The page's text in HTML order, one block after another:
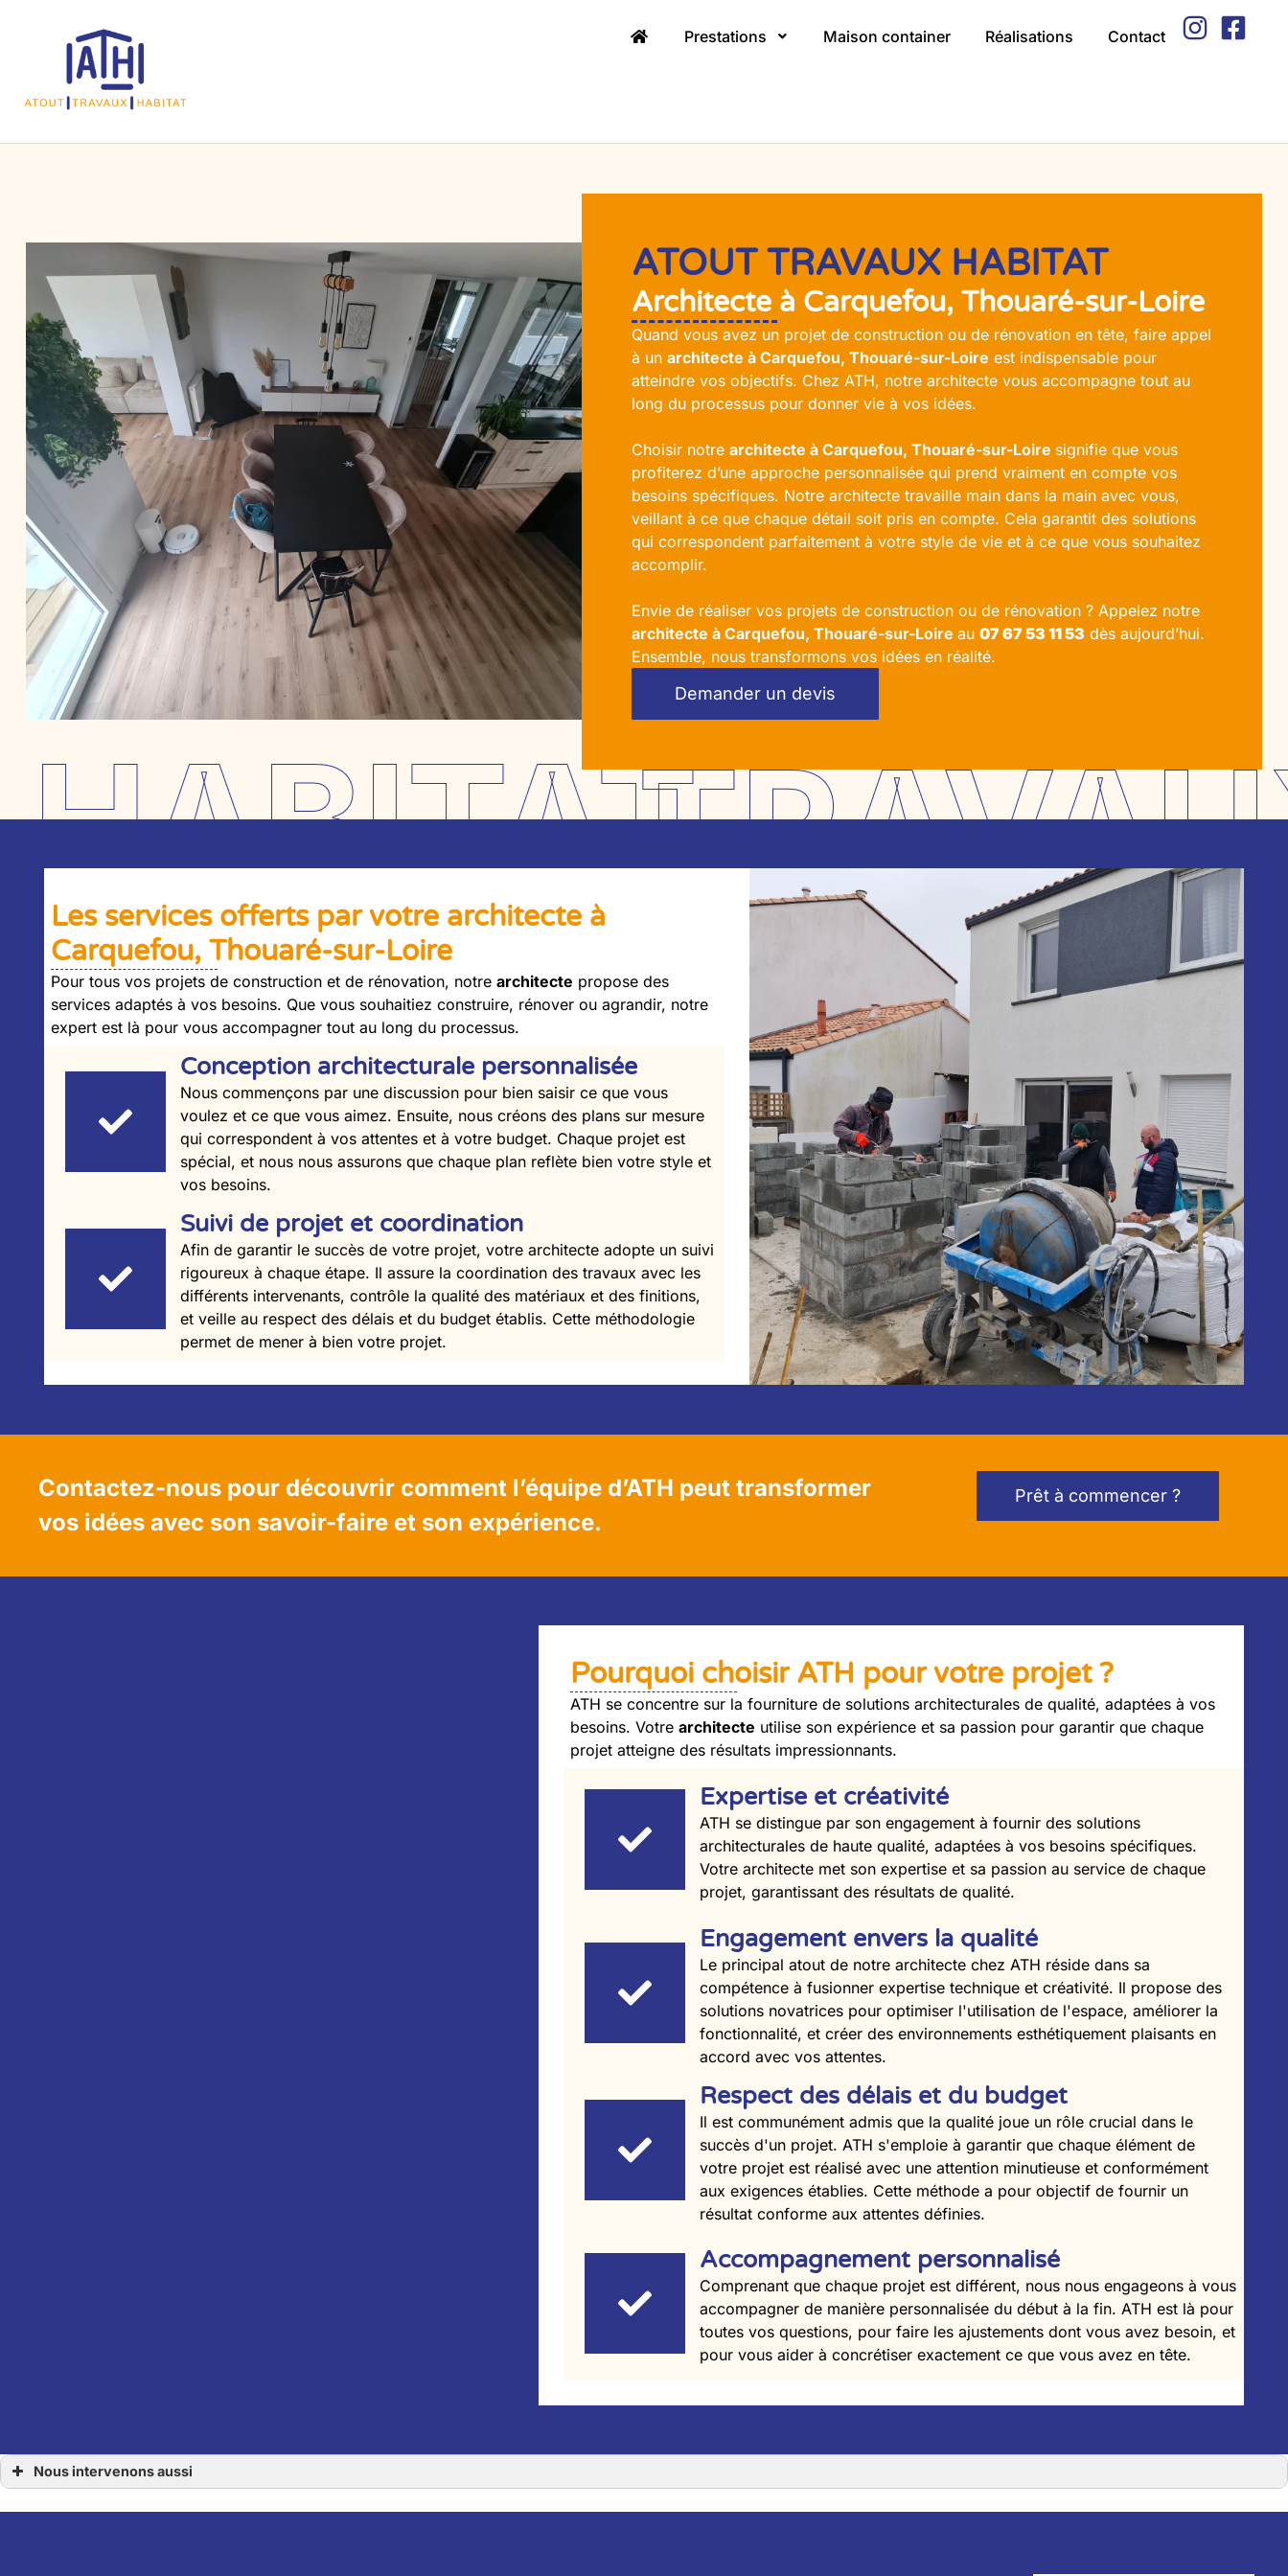
Prestations Maison container Réalisations Contact
ATOUT TRAVAUX HABITAT
Architecte à Carquefou, Thouaré-sur-Loire
Quand vous avez un projet de construction ou de rénovation en tête, faire appel
à unarchitecte à Carquefou, Thouaré-sur-Loire est indispensable pour
atteindre vos objectifs. Chez ATH, notre architecte vous accompagne tout au
long du processus pour donner vie à vos idées.
Choisir notrearchitecte à Carquefou, Thouaré-sur-Loire signifie que vous
profiterez d’une approche personnalisée qui prend vraiment en compte vos
besoins spécifiques. Notre architecte travaille main dans la main avec vous,
veillant à ce que chaque détail soit pris en compte. Cela garantit des solutions
qui correspondent parfaitement à votre style de vie et à ce que vous souhaitez
accomplir.
Envie de réaliser vos projets de construction ou de rénovation ? Appelez notre
architecte à Carquefou, Thouaré-sur-Loireau07 67 53 11 53 dès aujourd’hui.
Ensemble, nous transformons vos idées en réalité.
Demander un devis
Les services offerts par votre architecte à
Carquefou, Thouaré-sur-Loire
Pour tous vos projets de construction et de rénovation, notrearchitecte propose des
services adaptés à vos besoins. Que vous souhaitiez construire, rénover ou agrandir, notre
expert est là pour vous accompagner tout au long du processus.
Conception architecturale personnalisée
Nous commençons par une discussion pour bien saisir ce que vous
voulez et ce que vous aimez. Ensuite, nous créons des plans sur mesure
qui correspondent à vos attentes et à votre budget. Chaque projet est
spécial, et nous nous assurons que chaque plan reflète bien votre style et
vos besoins.
Suivi de projet et coordination
Afin de garantir le succès de votre projet, votre architecte adopte un suivi
rigoureux à chaque étape. Il assure la coordination des travaux avec les
différents intervenants, contrôle la qualité des matériaux et des finitions,
et veille au respect des délais et du budget établis. Cette méthodologie
permet de mener à bien votre projet.
Contactez-nous pour découvrir comment l’équipe d’ATH peut transformer
vos idées avec son savoir-faire et son expérience.
Prêt à commencer ?
Pourquoi choisir ATH pour votre projet ?
ATH se concentre sur la fourniture de solutions architecturales de qualité, adaptées à vos
besoins. Votrearchitecte utilise son expérience et sa passion pour garantir que chaque
projet atteigne des résultats impressionnants.
Expertise et créativité
ATH se distingue par son engagement à fournir des solutions
architecturales de haute qualité, adaptées à vos besoins spécifiques.
Votre architecte met son expertise et sa passion au service de chaque
projet, garantissant des résultats de qualité.
Engagement envers la qualité
Le principal atout de notre architecte chez ATH réside dans sa
compétence à fusionner expertise technique et créativité. Il propose des
solutions novatrices pour optimiser l'utilisation de l'espace, améliorer la
fonctionnalité, et créer des environnements esthétiquement plaisants en
accord avec vos attentes.
Respect des délais et du budget
Il est communément admis que la qualité joue un rôle crucial dans le
succès d'un projet. ATH s'emploie à garantir que chaque élément de
votre projet est réalisé avec une attention minutieuse et conformément
aux exigences établies. Cette méthode a pour objectif de fournir un
résultat conforme aux attentes définies.
Accompagnement personnalisé
Comprenant que chaque projet est différent, nous nous engageons à vous
accompagner de manière personnalisée du début à la fin. ATH est là pour
toutes vos questions, pour faire les ajustements dont vous avez besoin, et
pour vous aider à concrétiser exactement ce que vous avez en tête.
Nous intervenons aussi
Architecte à Carquefou